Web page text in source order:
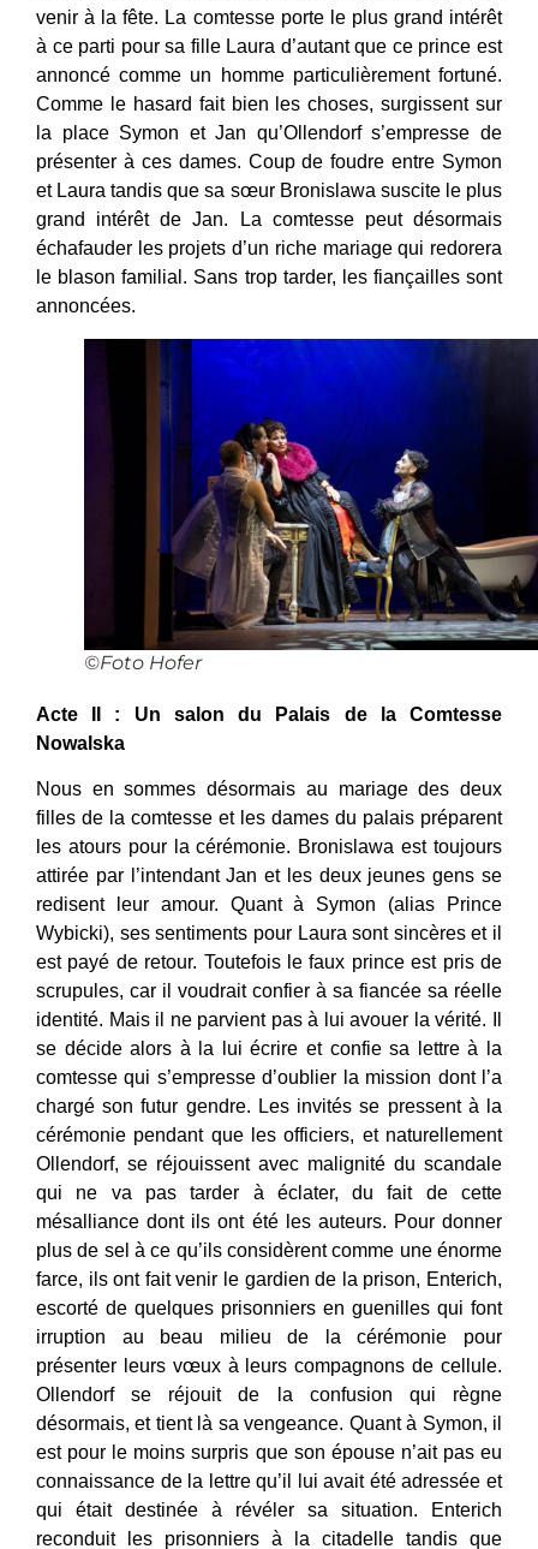
venir à la fête. La comtesse porte le plus grand intérêt
à ce parti pour sa fille Laura d’autant que ce prince est
annoncé comme un homme particulièrement fortuné.
Comme le hasard fait bien les choses, surgissent sur
la place Symon et Jan qu’Ollendorf s’empresse de
présenter à ces dames. Coup de foudre entre Symon
et Laura tandis que sa sœur Bronislawa suscite le plus
grand intérêt de Jan. La comtesse peut désormais
échafauder les projets d’un riche mariage qui redorera
le blason familial. Sans trop tarder, les fiançailles sont
annoncées.
©Foto Hofer
Acte II : Un salon du Palais de la Comtesse
Nowalska
Nous en sommes désormais au mariage des deux
filles de la comtesse et les dames du palais préparent
les atours pour la cérémonie. Bronislawa est toujours
attirée par l’intendant Jan et les deux jeunes gens se
redisent leur amour. Quant à Symon (alias Prince
Wybicki), ses sentiments pour Laura sont sincères et il
est payé de retour. Toutefois le faux prince est pris de
scrupules, car il voudrait confier à sa fiancée sa réelle
identité. Mais il ne parvient pas à lui avouer la vérité. Il
se décide alors à la lui écrire et confie sa lettre à la
comtesse qui s’empresse d’oublier la mission dont l’a
chargé son futur gendre. Les invités se pressent à la
cérémonie pendant que les officiers, et naturellement
Ollendorf, se réjouissent avec malignité du scandale
qui ne va pas tarder à éclater, du fait de cette
mésalliance dont ils ont été les auteurs. Pour donner
plus de sel à ce qu’ils considèrent comme une énorme
farce, ils ont fait venir le gardien de la prison, Enterich,
escorté de quelques prisonniers en guenilles qui font
irruption au beau milieu de la cérémonie pour
présenter leurs vœux à leurs compagnons de cellule.
Ollendorf se réjouit de la confusion qui règne
désormais, et tient là sa vengeance. Quant à Symon, il
est pour le moins surpris que son épouse n’ait pas eu
connaissance de la lettre qu’il lui avait été adressée et
qui était destinée à révéler sa situation. Enterich
reconduit les prisonniers à la citadelle tandis que